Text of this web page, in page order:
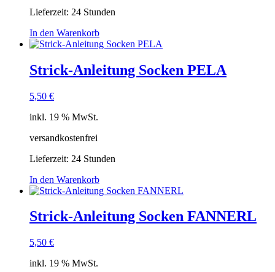
Lieferzeit: 24 Stunden
In den Warenkorb
Strick-Anleitung Socken PELA
5,50 €
inkl. 19 % MwSt.
versandkostenfrei
Lieferzeit: 24 Stunden
In den Warenkorb
Strick-Anleitung Socken FANNERL
5,50 €
inkl. 19 % MwSt.